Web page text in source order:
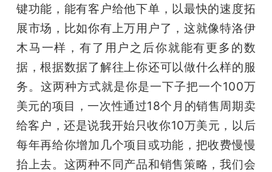
键功能，能有客户给他下单，以最快的速度拓
展市场，比如你有上万用户了，这就像特洛伊
木马一样，有了用户之后你就能有更多的数
据，根据数据了解往上你还可以做什么样的服
务。这两种方式就是你是一下子把一个100万
美元的项目，一次性通过18个月的销售周期卖
给客户，还是说我开始只收你10万美元，以后
每年再给你增加几个项目或功能，把收费慢慢
抬上去。这两种不同产品和销售策略，我们会